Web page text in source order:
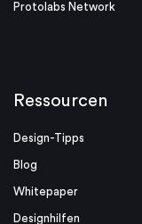
Protolabs Network
Ressourcen
Design-Tipps
Blog
Whitepaper
Designhilfen